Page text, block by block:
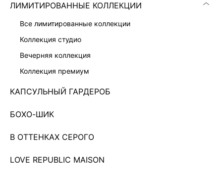
ЛИМИТИРОВАННЫЕ КОЛЛЕКЦИИ
все лимитированные коллекции
коллекция студио
вечерняя коллекция
коллекция премиум
КАПСУЛЬНЫЙ ГАРДЕРОБ
БОХО-ШИК
В ОТТЕНКАХ СЕРОГО
LOVE REPUBLIC MAISON
ПРИТАЛЕННЫЙ ЖАКЕТ С ВИСКОЗОЙ
ЭКСКЛЮЗИВНО ОНЛАЙН
Показано 0 из 67 товаров